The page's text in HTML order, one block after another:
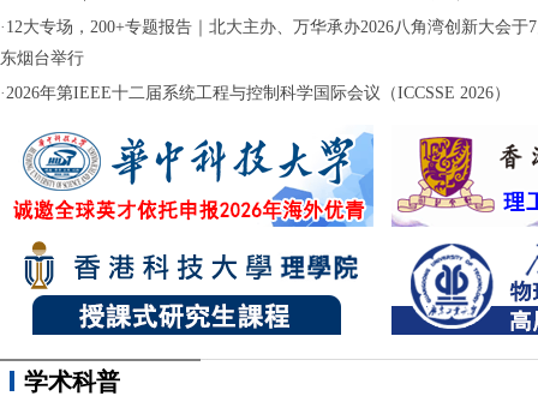
· 12大专场，200+专题报告｜北大主办、万华承办2026八角湾创新大会于
东烟台举行
·2026年第IEEE十二届系统工程与控制科学国际会议（ICCSSE 2026）
学术科普